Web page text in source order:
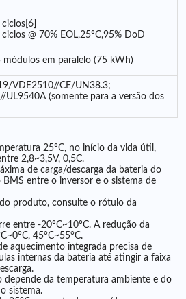
@ 70% EOL,25°C,95% DoD
módulos em paralelo (75 kWh)
VDE2510//CE/UN38.3;
UL9540A (somente para a versão dos
25°C, no início da vida útil,
2,8~3,5V, 0,5C.
de carga/descarga da bateria do
entre o inversor e o sistema de
produto, consulte o rótulo da
entre -20°C~10°C. A redução da
45°C~55°C.
aquecimento integrada precisa de
internas da bateria até atingir a faixa
depende da temperatura ambiente e do
sistema.